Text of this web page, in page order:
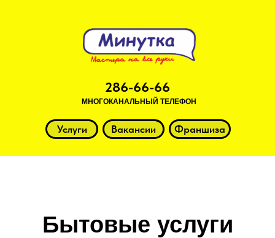
286-66-66
МНОГОКАНАЛЬНЫЙ ТЕЛЕФОН
Услуги Вакансии Франшиза
Бытовые услуги